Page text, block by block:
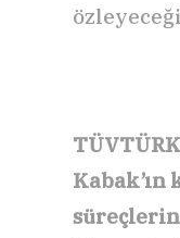
Kabak’ın